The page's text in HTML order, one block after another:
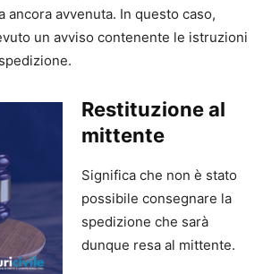
ancora avvenuta. In questo caso,
un avviso contenente le istruzioni
Restituzione al
mittente
Significa che non è stato
possibile consegnare la
spedizione che sarà
dunque resa al mittente.